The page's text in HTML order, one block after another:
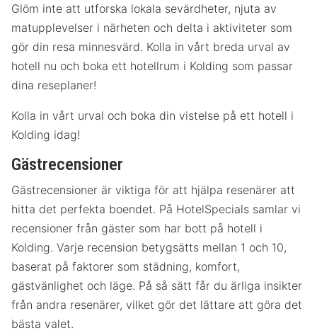
Glöm inte att utforska lokala sevärdheter, njuta av
matupplevelser i närheten och delta i aktiviteter som
gör din resa minnesvärd. Kolla in vårt breda urval av
hotell nu och boka ett hotellrum i Kolding som passar
dina reseplaner!
Kolla in vårt urval och boka din vistelse på ett hotell i
Kolding idag!
Gästrecensioner
Gästrecensioner är viktiga för att hjälpa resenärer att
hitta det perfekta boendet. På HotelSpecials samlar vi
recensioner från gäster som har bott på hotell i
Kolding. Varje recension betygsätts mellan 1 och 10,
baserat på faktorer som städning, komfort,
gästvänlighet och läge. På så sätt får du ärliga insikter
från andra resenärer, vilket gör det lättare att göra det
bästa valet.